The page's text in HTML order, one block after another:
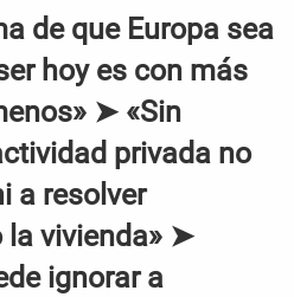
de que Europa sea
hoy es con más
➤ «Sin
privada no
a resolver
la vivienda» ➤
ignorar a